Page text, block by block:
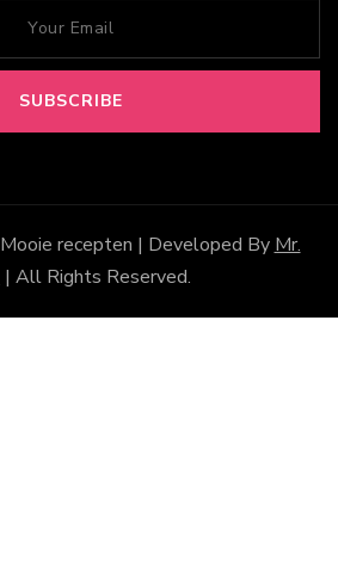
Mooie recepten | Developed By Mr.
| All Rights Reserved.